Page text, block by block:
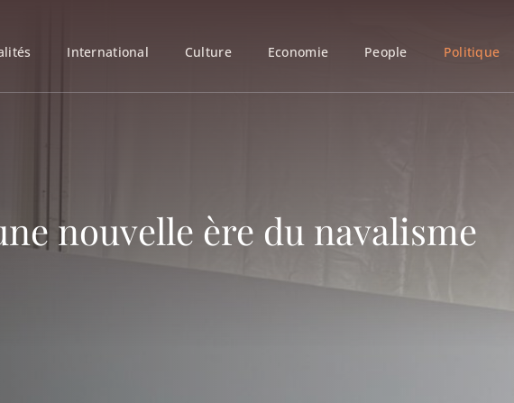
International Culture Economie People Politique
nouvelle ère du navalisme